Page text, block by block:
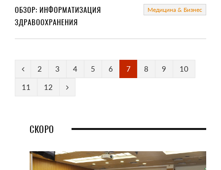
ОБЗОР: ИНФОРМАТИЗАЦИЯ
ЗДРАВООХРАНЕНИЯ
Медицина & Бизнес
2 3 4 5 6 7 8 9 10
11 12
СКОРО